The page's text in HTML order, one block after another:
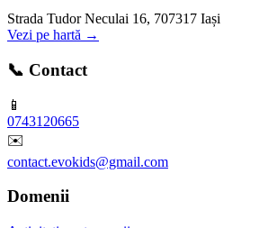
Strada Tudor Neculai 16, 707317 Iași
Vezi pe hartă →
📞 Contact
📱
0743120665
✉️
contact.evokids@gmail.com
Domenii